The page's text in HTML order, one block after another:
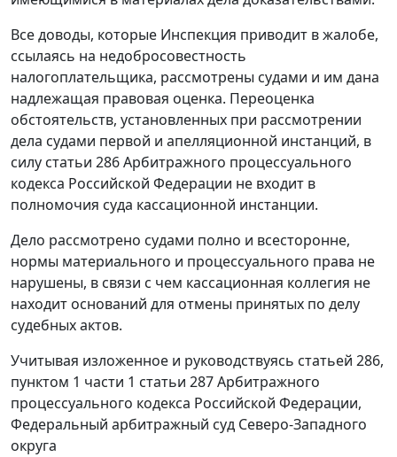
Все доводы, которые Инспекция приводит в жалобе,
ссылаясь на недобросовестность
налогоплательщика, рассмотрены судами и им дана
надлежащая правовая оценка. Переоценка
обстоятельств, установленных при рассмотрении
дела судами первой и апелляционной инстанций, в
силу статьи 286Арбитражного процессуального
кодекса Российской Федерации не входит в
полномочия суда кассационной инстанции.
Дело рассмотрено судами полно и всесторонне,
нормы материального и процессуального права не
нарушены, в связи с чем кассационная коллегия не
находит оснований для отмены принятых по делу
судебных актов.
Учитывая изложенное и руководствуясь статьей 286,
пунктом 1 части 1 статьи 287Арбитражного
процессуального кодекса Российской Федерации,
Федеральный арбитражный суд Северо-Западного
округа